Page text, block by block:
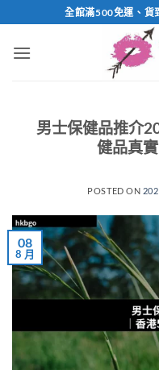
to
content
全館滿500免運、貨
男士保健品推介
健品真
POSTED ON
08
8 月